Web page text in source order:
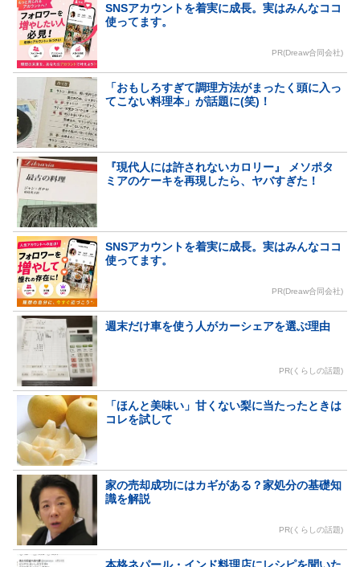
SNSアカウントを着実に成長。実はみんなココ
使ってます。
PR(Dreaw合同会社)
「おもしろすぎて調理方法がまったく頭に入っ
てこない料理本」が話題に(笑)！
『現代人には許されないカロリー』 メソポタ
ミアのケーキを再現したら、ヤバすぎた！
SNSアカウントを着実に成長。実はみんなココ
使ってます。
PR(Dreaw合同会社)
週末だけ車を使う人がカーシェアを選ぶ理由
PR(くらしの話題)
「ほんと美味い」甘くない梨に当たったときは
コレを試して
家の売却成功にはカギがある？家処分の基礎知
識を解説
PR(くらしの話題)